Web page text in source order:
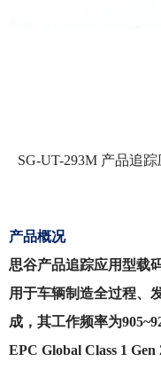
SG-UT-293M 产品追
产品概况
思谷产品追踪应用型载
用于车辆制造全过程、
成，其工作频率为
EPC Global Class 1